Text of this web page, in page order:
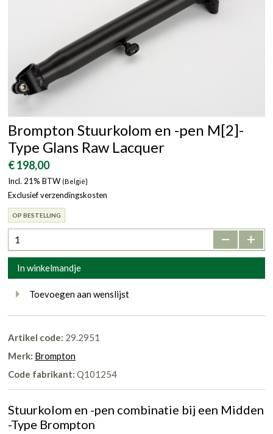
Brompton Stuurkolom en -pen M[2]-
Type Glans Raw Lacquer
€ 198,00
Incl. 21% BTW (België}
Exclusief verzendingskosten
OP BESTELLING
- +
In winkelmandje
Toevoegen aan wenslijst
Artikel code: 29.2951
Merk: Brompton
Code fabrikant: Q101254
Stuurkolom en -pen combinatie bij een Midden
-Type Brompton